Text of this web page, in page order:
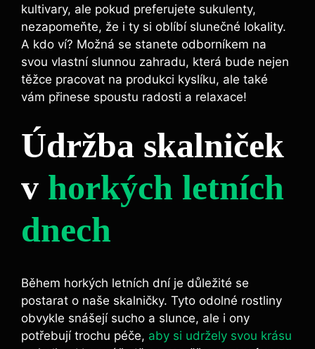
kultivary, ale pokud preferujete sukulenty,
nezapomeňte, že i ty si oblíbí slunečné lokality.
A kdo ví? Možná se stanete odborníkem na
svou vlastní slunnou zahradu, která bude nejen
těžce pracovat na produkci kyslíku, ale také
vám přinese spoustu radosti a relaxace!
Údržba skalniček
v horkých letních
dnech
Během horkých letních dní je důležité se
postarat o naše skalničky. Tyto odolné rostliny
obvykle snášejí sucho a slunce, ale i ony
potřebují trochu péče, aby si udržely svou krásu